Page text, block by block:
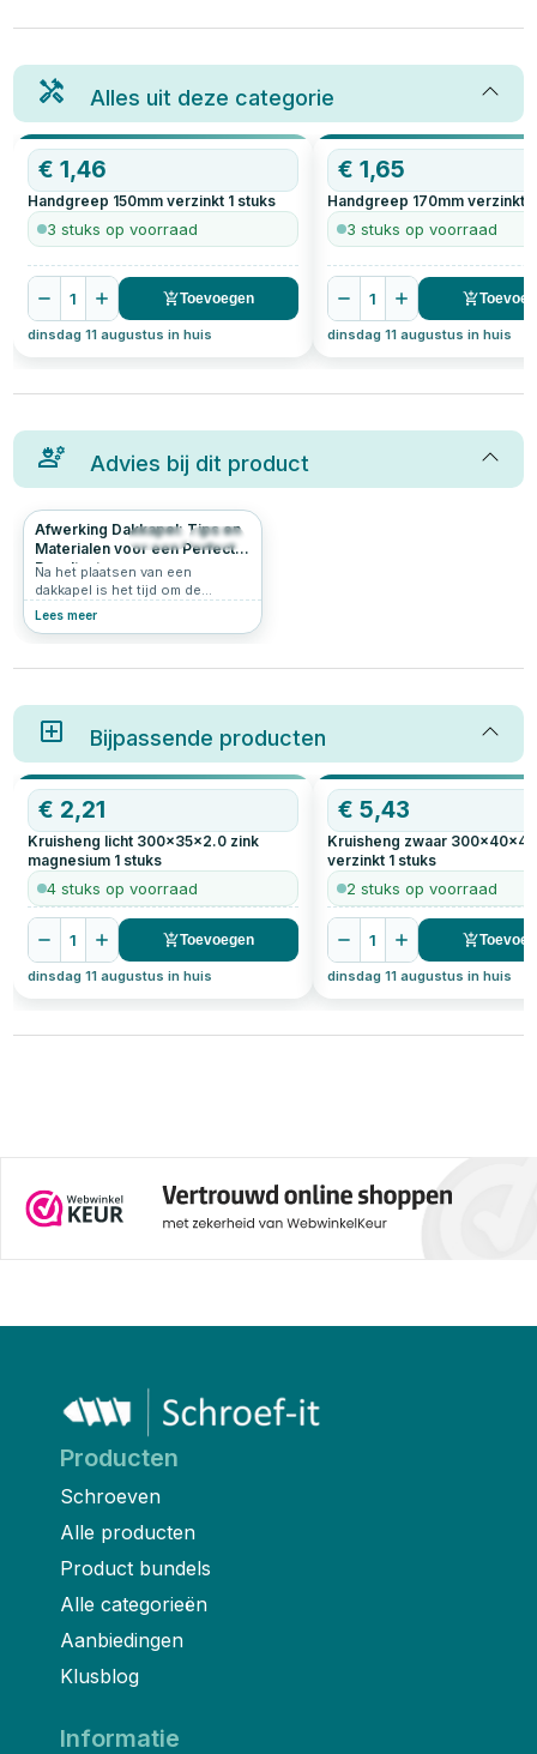
Alles uit deze categorie
€1,46
Handgreep 150mm verzinkt 1 stuks
3 stuks op voorraad
1 Toevoegen
dinsdag 11 augustus in huis
€1,65
Handgreep 170mm verzinkt
3 stuks op voorraad
1
dinsdag 11 augustus in huis
Advies bij dit product
565 4.8
Afwerking Dakkapel: Tips en
Materialen voor een Perfect
Resultaat
Na het plaatsen van een
dakkapel is het tijd om de
afwerking aan te pakken. Een
belangrijkste werkzaamheden
om jouw dakkapel professioneel
Lees meer
Bijpassende producten
€ 2,21
Kruisheng licht 300x35x2.0 zink
magnesium 1 stuks
4 stuks op voorraad
1 Toevoegen
dinsdag 11 augustus in huis
€5,43
Kruisheng zwaar
verzinkt 1 stuks
2 stuks op voorraad
1
dinsdag 11 augustus in huis
Producten
Schroeven
Alle producten
Product bundels
Alle categorieën
Aanbiedingen
Klusblog
Informatie